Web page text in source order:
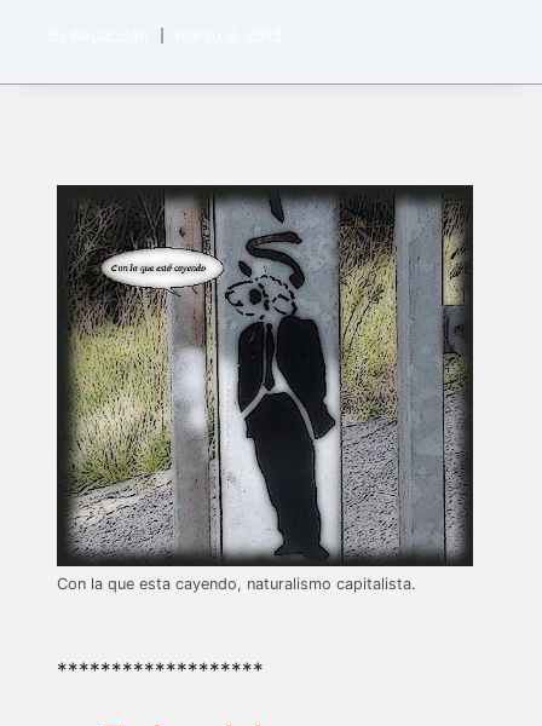
Con la que esta cayendo, naturalismo capitalista.
*******************